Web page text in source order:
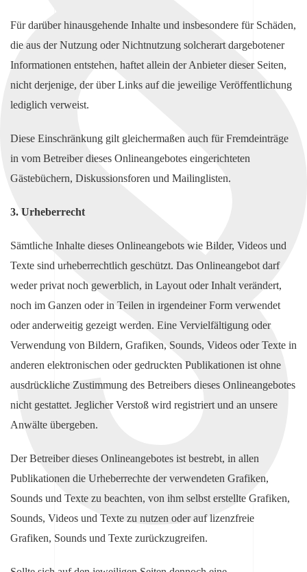
Für darüber hinausgehende Inhalte und insbesondere für Schäden,
die aus der Nutzung oder Nichtnutzung solcherart dargebotener
Informationen entstehen, haftet allein der Anbieter dieser Seiten,
nicht derjenige, der über Links auf die jeweilige Veröffentlichung
lediglich verweist.
Diese Einschränkung gilt gleichermaßen auch für Fremdeinträge
in vom Betreiber dieses Onlineangebotes eingerichteten
Gästebüchern, Diskussionsforen und Mailinglisten.
3. Urheberrecht
Sämtliche Inhalte dieses Onlineangebots wie Bilder, Videos und
Texte sind urheberrechtlich geschützt. Das Onlineangebot darf
weder privat noch gewerblich, in Layout oder Inhalt verändert,
noch im Ganzen oder in Teilen in irgendeiner Form verwendet
oder anderweitig gezeigt werden. Eine Vervielfältigung oder
Verwendung von Bildern, Grafiken, Sounds, Videos oder Texte in
anderen elektronischen oder gedruckten Publikationen ist ohne
ausdrückliche Zustimmung des Betreibers dieses Onlineangebotes
nicht gestattet. Jeglicher Verstoß wird registriert und an unsere
Anwälte übergeben.
Der Betreiber dieses Onlineangebotes ist bestrebt, in allen
Publikationen die Urheberrechte der verwendeten Grafiken,
Sounds und Texte zu beachten, von ihm selbst erstellte Grafiken,
Sounds, Videos und Texte zu nutzen oder auf lizenzfreie
Grafiken, Sounds und Texte zurückzugreifen.